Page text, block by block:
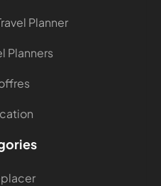
Planner
Planners